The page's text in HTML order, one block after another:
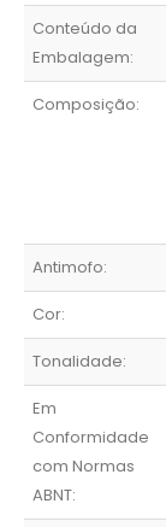
Conteúdo da
Embalagem:
Composição:
Antimofo:
Cor:
Tonalidade:
Em
Conformidade
com Normas
ABNT: